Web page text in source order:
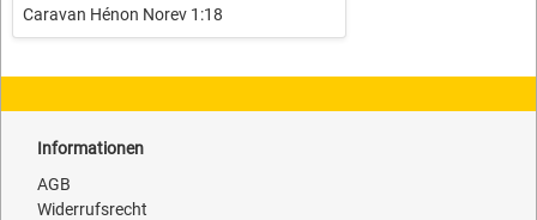
Caravan Hénon Norev 1:18
Informationen
AGB
Widerrufsrecht